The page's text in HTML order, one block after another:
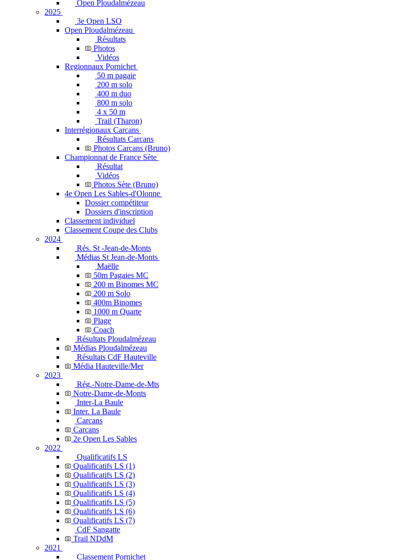
Open Ploudalmézeau
2025
3e Open LSO
Open Ploudalmézeau
Résultats
Photos
Vidéos
Regionnaux Pornichet
50 m pagaie
200 m solo
400 m duo
800 m solo
4 x 50 m
Trail (Tharon)
Interrégionaux Carcans
Résultats Carcans
Photos Carcans (Bruno)
Championnat de France Sète
Résultat
Vidéos
Photos Sète (Bruno)
4e Open Les Sables-d'Olonne
Dossier compétiteur
Dossiers d'inscription
Classement individuel
Classement Coupe des Clubs
2024
Rés. St -Jean-de-Monts
Médias St Jean-de-Monts
Maëlle
50m Pagaies MC
200 m Binomes MC
200 m Solo
400m Binomes
1000 m Quarte
Plage
Coach
Résultats Ploudalmézeau
Médias Ploudalmézeau
Résultats CdF Hauteville
Média Hauteville/Mer
2023
Rég.-Notre-Dame-de-Mts
Notre-Dame-de-Monts
Inter-La Baule
Inter. La Baule
Carcans
Carcans
2e Open Les Sables
2022
Qualificatifs LS
Qualificatifs LS (1)
Qualificatifs LS (2)
Qualificatifs LS (3)
Qualificatifs LS (4)
Qualificatifs LS (5)
Qualificatifs LS (6)
Qualificatifs LS (7)
CdF Sangatte
Trail NDdM
2021
Classement Pornichet